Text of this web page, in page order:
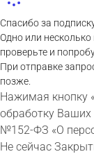
Спасибо за
Одно или
проверьте и
При отправке
позже.
Нажимая кнопку
обработку Ваших
№152-ФЗ «О
Не сейчас